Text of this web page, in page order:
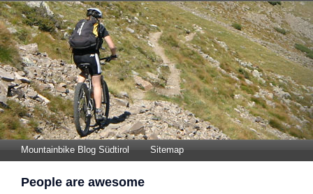
Mountainbike Blog Südtirol Sitemap
People are awesome